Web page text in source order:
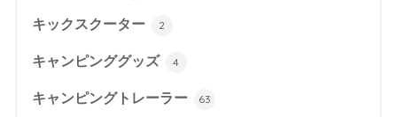
キックスクーター 2
キャンピンググッズ 4
キャンピングトレーラー 63